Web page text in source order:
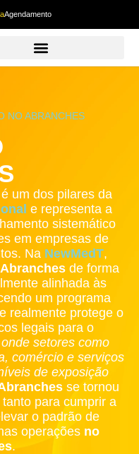
Agendamento
NO ABRANCHES
um dos pilares da
e representa a
sistemático
em empresas de
Na NewMedT,
de forma
alinhada às
um programa
realmente protege o
legais para o
setores como
comércio e serviços
de exposição
se tornou
para cumprir a
o padrão de
operações no
.